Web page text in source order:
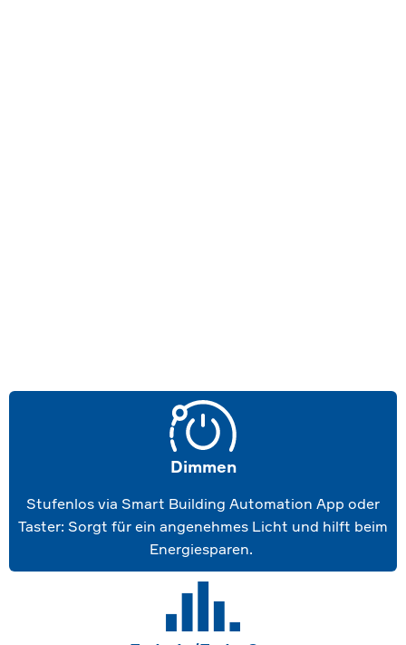
Dimmen
Stufenlos via Smart Building Automation App oder
Taster: Sorgt für ein angenehmes Licht und hilft beim
Energiesparen.